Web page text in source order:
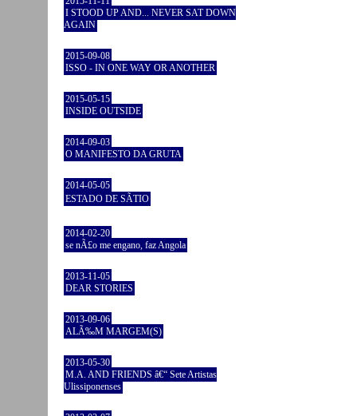
I STOOD UP AND... NEVER SAT DOWN
AGAIN
2015-09-08
ISSO - IN ONE WAY OR ANOTHER
2015-05-15
INSIDE OUTSIDE
2014-09-03
O MANIFESTO DA GRUTA
2014-05-05
ESTADO DE SÃTIO
2014-02-20
se nÃ£o me engano, faz Angola
2013-11-05
DEAR STORIES
2013-09-06
ALÃ‰M MARGEM(S)
2013-05-30
M.A. AND FRIENDS â€“ Sete Artistas
Ulissiponenses